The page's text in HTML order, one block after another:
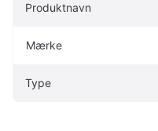
Produktnavn
Mærke
Type